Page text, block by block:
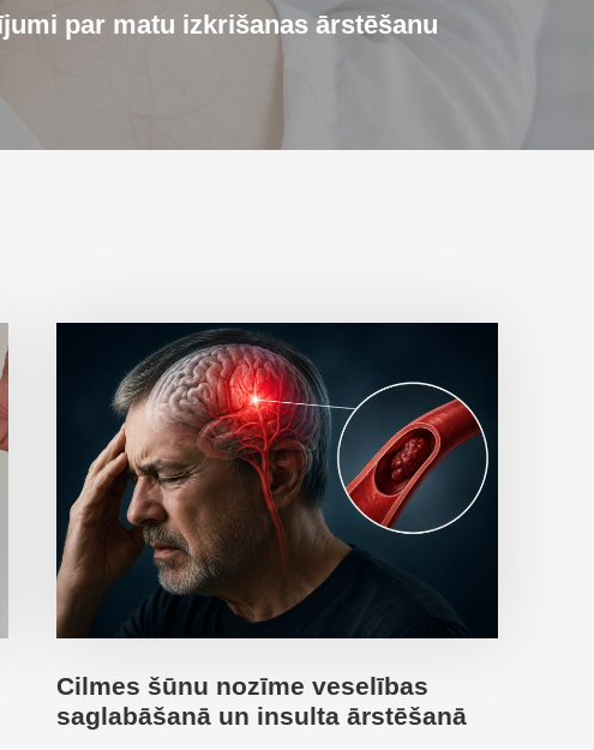
par matu izkrišanas ārstēšanu
Cilmes šūnu nozīme veselības
saglabāšanā un insulta ārstēšanā